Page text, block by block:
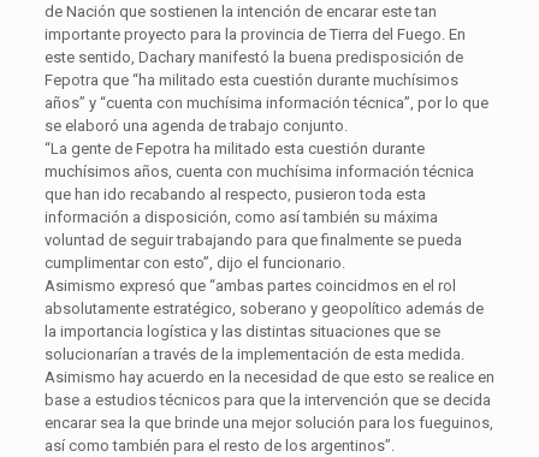
de Nación que sostienen la intención de encarar este tan
importante proyecto para la provincia de Tierra del Fuego. En
este sentido, Dachary manifestó la buena predisposición de
Fepotra que “ha militado esta cuestión durante muchísimos
años” y “cuenta con muchísima información técnica”, por lo que
se elaboró una agenda de trabajo conjunto.
“La gente de Fepotra ha militado esta cuestión durante
muchísimos años, cuenta con muchísima información técnica
que han ido recabando al respecto, pusieron toda esta
información a disposición, como así también su máxima
voluntad de seguir trabajando para que finalmente se pueda
cumplimentar con esto”, dijo el funcionario.
Asimismo expresó que “ambas partes coincidmos en el rol
absolutamente estratégico, soberano y geopolítico además de
la importancia logística y las distintas situaciones que se
solucionarían a través de la implementación de esta medida.
Asimismo hay acuerdo en la necesidad de que esto se realice en
base a estudios técnicos para que la intervención que se decida
encarar sea la que brinde una mejor solución para los fueguinos,
así como también para el resto de los argentinos”.